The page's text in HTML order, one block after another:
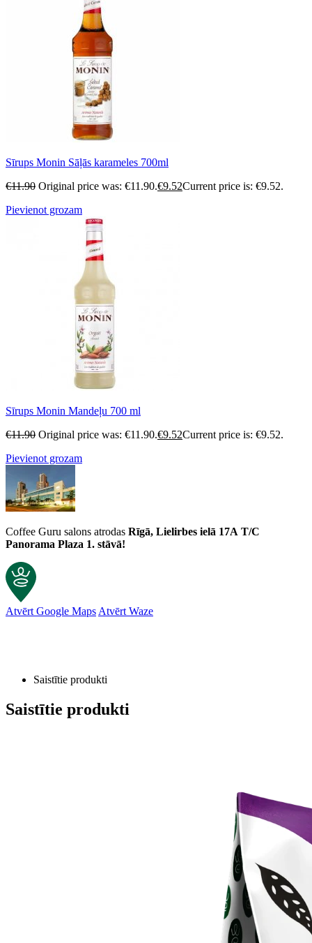
Sīrups Monin Sāļās karameles 700ml
€11.90 Original price was: €11.90.€9.52Current price is: €9.52.
Pievienot grozam
Sīrups Monin Mandeļu 700 ml
€11.90 Original price was: €11.90.€9.52Current price is: €9.52.
Pievienot grozam
Coffee Guru salons atrodas Rīgā, Lielirbes ielā 17A T/C
Panorama Plaza 1. stāvā!
Atvērt Google Maps Atvērt Waze
Saistītie produkti
Saistītie produkti